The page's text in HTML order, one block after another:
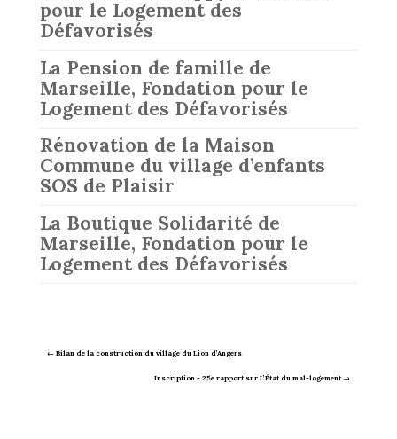
pour le Logement des
Défavorisés
La Pension de famille de
Marseille, Fondation pour le
Logement des Défavorisés
Rénovation de la Maison
Commune du village d’enfants
SOS de Plaisir
La Boutique Solidarité de
Marseille, Fondation pour le
Logement des Défavorisés
← Bilan de la construction du village du Lion d’Angers
Inscription - 25e rapport sur L’État du mal-logement→